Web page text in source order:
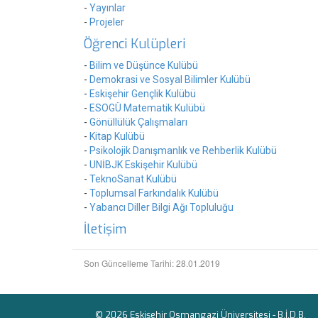
- Yayınlar
- Projeler
Öğrenci Kulüpleri
- Bilim ve Düşünce Kulübü
- Demokrasi ve Sosyal Bilimler Kulübü
- Eskişehir Gençlik Kulübü
- ESOGÜ Matematik Kulübü
- Gönüllülük Çalışmaları
- Kitap Kulübü
- Psikolojik Danışmanlık ve Rehberlik Kulübü
- UNİBJK Eskişehir Kulübü
- TeknoSanat Kulübü
- Toplumsal Farkındalık Kulübü
- Yabancı Diller Bilgi Ağı Topluluğu
İletişim
Son Güncelleme Tarihi: 28.01.2019
© 2026 Eskişehir Osmangazi Üniversitesi - B.İ.D.B.